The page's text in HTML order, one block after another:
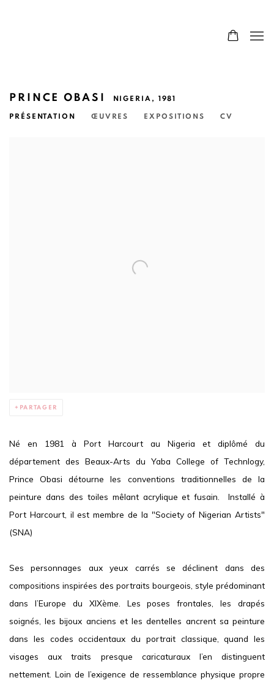
PRINCE OBASI NIGERIA, 1981
PRÉSENTATION ŒUVRES EXPOSITIONS CV
PARTAGER
Né en 1981 à Port Harcourt au Nigeria et diplômé du
département des Beaux-Arts du Yaba College of Technlogy,
Prince Obasi détourne les conventions traditionnelles de la
peinture dans des toiles mêlant acrylique et fusain. Installé à
Port Harcourt, il est membre de la "Society of Nigerian Artists"
(SNA)
Ses personnages aux yeux carrés se déclinent dans des
compositions inspirées des portraits bourgeois, style prédominant
dans l’Europe du XIXème. Les poses frontales, les drapés
soignés, les bijoux anciens et les dentelles ancrent sa peinture
dans les codes occidentaux du portrait classique, quand les
visages aux traits presque caricaturaux l’en distinguent
nettement. Loin de l’exigence de ressemblance physique propre